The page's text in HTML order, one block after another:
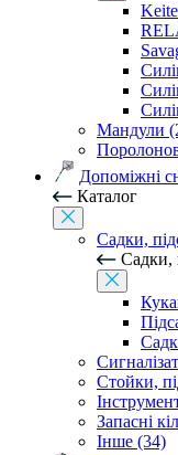
Мандули
Допоміжні
Каталог
Садки,
Садки,
Стойки,
Запасні
Інше (34)